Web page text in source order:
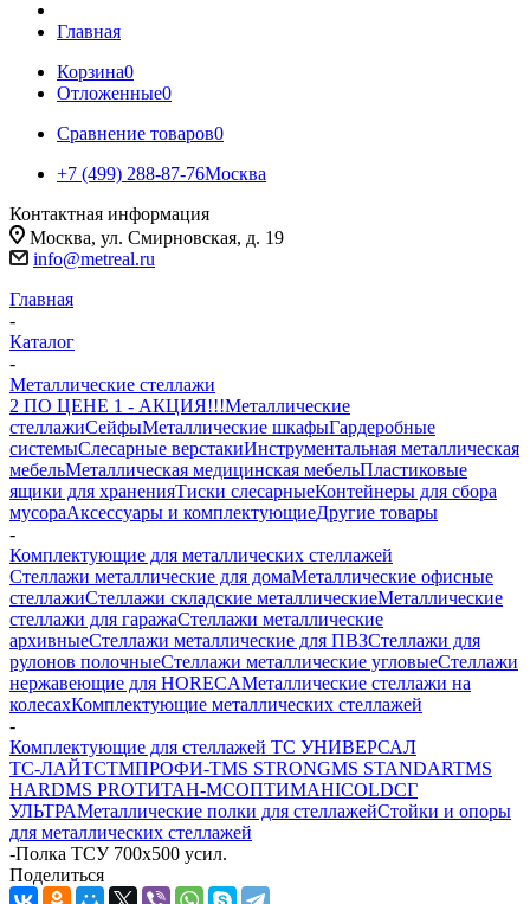
Главная
Корзина0
Отложенные0
Сравнение товаров0
+7 (499) 288-87-76Москва
Контактная информация
Москва, ул. Смирновская, д. 19
info@metreal.ru
Главная
-
Каталог
-
Металлические стеллажи
2 ПО ЦЕНЕ 1 - АКЦИЯ!!!Металлические
стеллажиСейфыМеталлические шкафыГардеробные
системыСлесарные верстакиИнструментальная металлическая
мебельМеталлическая медицинская мебельПластиковые
ящики для храненияТиски слесарныеКонтейнеры для сбора
мусораАксессуары и комплектующиеДругие товары
-
Комплектующие для металлических стеллажей
Стеллажи металлические для домаМеталлические офисные
стеллажиСтеллажи складские металлическиеМеталлические
стеллажи для гаражаСтеллажи металлические
архивныеСтеллажи металлические для ПВЗСтеллажи для
рулонов полочныеСтеллажи металлические угловыеСтеллажи
нержавеющие для HORECAМеталлические стеллажи на
колесахКомплектующие металлических стеллажей
-
Комплектующие для стеллажей ТС УНИВЕРСАЛ
ТС-ЛАЙТСТМПРОФИ-ТMS STRONGMS STANDARTMS
HARDMS PROТИТАН-МСОПТИМАHICOLDСГ
УЛЬТРАМеталлические полки для стеллажейСтойки и опоры
для металлических стеллажей
-Полка ТСУ 700x500 усил.
Поделиться